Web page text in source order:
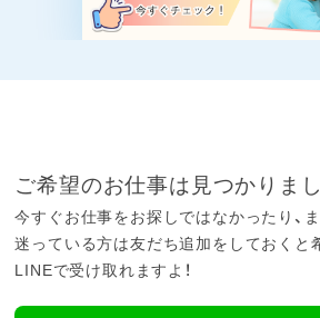
ご希望のお仕事は見つかりま
今すぐお仕事をお探しではなかったり、
迷っている方は友だち追加をしておくと
LINEで受け取れますよ！